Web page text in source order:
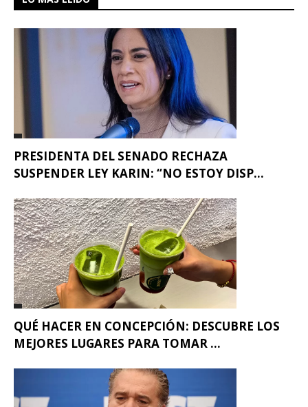
PRESIDENTA DEL SENADO RECHAZA
SUSPENDER LEY KARIN: “NO ESTOY DISP...
QUÉ HACER EN CONCEPCIÓN: DESCUBRE LOS
MEJORES LUGARES PARA TOMAR ...